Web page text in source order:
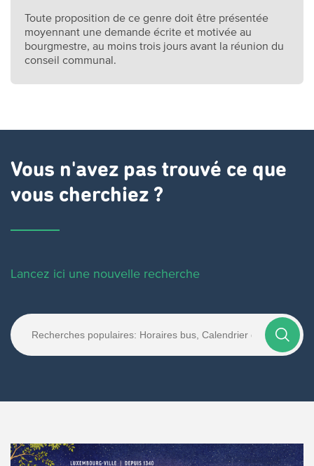
Toute proposition de ce genre doit être présentée
moyennant une demande écrite et motivée au
bourgmestre, au moins trois jours avant la réunion du
conseil communal.
Vous n'avez pas trouvé ce que
vous cherchiez ?
Lancez ici une nouvelle recherche